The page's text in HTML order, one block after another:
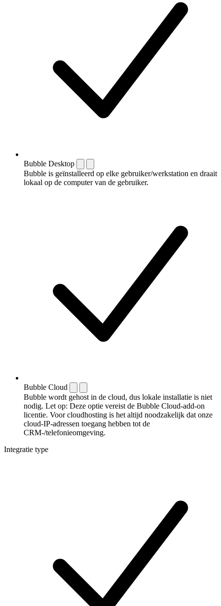
Bubble Desktop
Bubble is geïnstalleerd op elke gebruiker/werkstation en draait
lokaal op de computer van de gebruiker.
Bubble Cloud
Bubble wordt gehost in de cloud, dus lokale installatie is niet
nodig. Let op: Deze optie vereist de Bubble Cloud-add-on
licentie. Voor cloudhosting is het altijd noodzakelijk dat onze
cloud-IP-adressen toegang hebben tot de
CRM-/telefonieomgeving.
Integratie type